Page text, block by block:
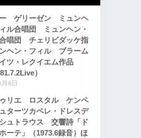
ゲリーゼン ミュンヘ
ル合唱団 ミュンヘン・
唱団 チェリビダッケ指
ヘン・フィル ブラーム
ツ・レクイエム作品
）
6日
ゥリエ ロスタル ケンペ
ターツカペレ・ドレスデ
ュトラウス 交響詩「ド
ーテ」（1973.6録音）ほ